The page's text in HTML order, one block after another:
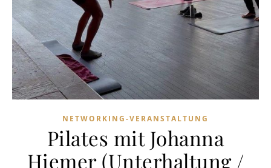
NETWORKING-VERANSTALTUNG
Pilates mit Johanna
Hiemer (Unterhaltung /